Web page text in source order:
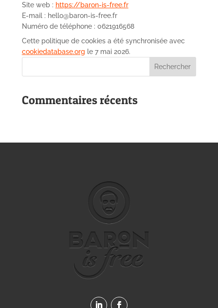
Site web : https://baron-is-free.fr
E-mail : hello@baron-is-free.fr
Numéro de téléphone : 0621916568
Cette politique de cookies a été synchronisée avec
cookiedatabase.org le 7 mai 2026.
Commentaires récents